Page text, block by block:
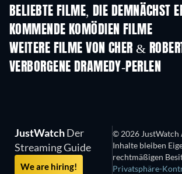
BELIEBTE FILME, DIE DEMNÄCHST
KOMMENDE KOMÖDIEN FILME
WEITERE FILME VON CHER &
VERBORGENE DRAMEDY-PERLEN
JustWatchDer
Streaming Guide
We are hiring!
© 2026 JustWatch
Inhalte bleiben
rechtmäßigen
Privatsphäre-